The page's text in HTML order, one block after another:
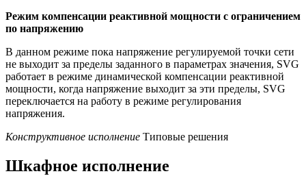
Режим компенсации реактивной мощности с ограничением
по напряжению
В данном режиме пока напряжение регулируемой точки сети
не выходит за пределы заданного в параметрах значения, SVG
работает в режиме динамической компенсации реактивной
мощности, когда напряжение выходит за эти пределы, SVG
переключается на работу в режиме регулирования
напряжения.
Конструктивное исполнение Типовые решения
Шкафное исполнение